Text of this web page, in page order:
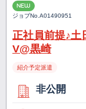
NEW
ジョブNo.A01490951
正社員前提♪土
V@黒崎
紹介予定派遣
非公開